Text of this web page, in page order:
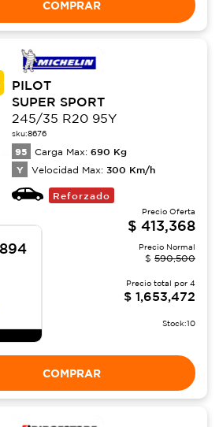
COMPRAR
PILOT
SUPER SPORT
245/35 R20 95Y
sku:8676
95 Carga Max: 690 Kg
Y Velocidad Max: 300 Km/h
Reforzado
Precio Oferta
$ 413,368
Precio Normal
$ 590,500
Precio total por 4
$ 1,653,472
Stock:10
COMPRAR